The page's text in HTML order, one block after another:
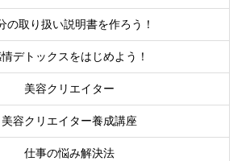
の取り扱い説明書を作ろう！
デトックスをはじめよう！
美容クリエイター
美容クリエイター養成講座
仕事の悩み解決法